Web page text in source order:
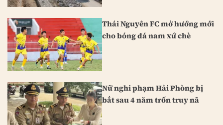
Thái Nguyên FC mở hướng mới
cho bóng đá nam xứ chè
Nữ nghi phạm Hải Phòng bị
bắt sau 4 năm trốn truy nã